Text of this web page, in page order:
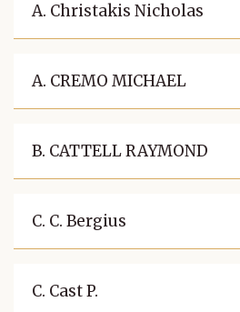
A. Christakis Nicholas
A. CREMO MICHAEL
B. CATTELL RAYMOND
C. C. Bergius
C. Cast P.